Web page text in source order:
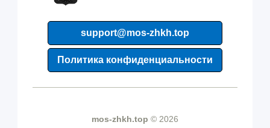
support@mos-zhkh.top
Политика конфиденциальности
mos-zhkh.top © 2026